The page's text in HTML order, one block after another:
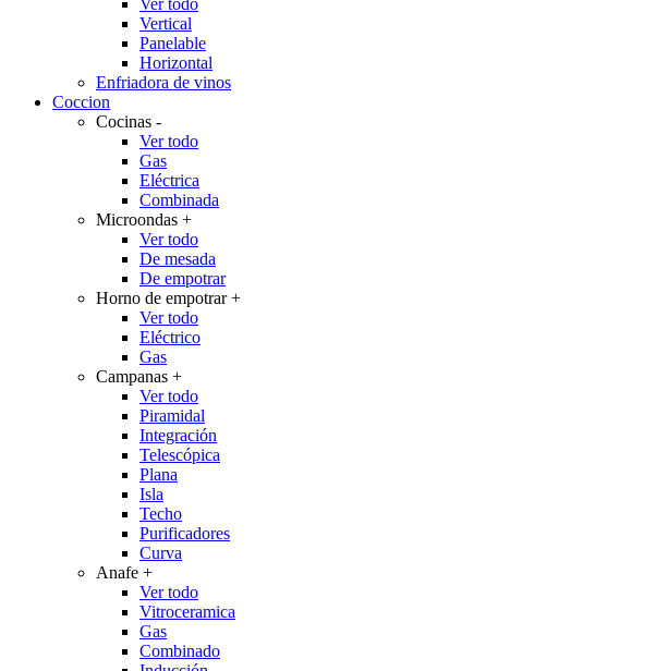
Ver todo
Vertical
Panelable
Horizontal
Enfriadora de vinos
Coccion
Cocinas -
Ver todo
Gas
Eléctrica
Combinada
Microondas +
Ver todo
De mesada
De empotrar
Horno de empotrar+
Ver todo
Eléctrico
Gas
Campanas +
Ver todo
Piramidal
Integración
Telescópica
Plana
Isla
Techo
Purificadores
Curva
Anafe +
Ver todo
Vitroceramica
Gas
Combinado